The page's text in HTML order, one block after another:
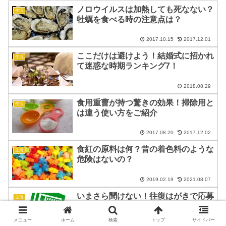
生活
ノロウイルスは加熱しても死なない？
牡蠣を食べる時の注意点は？
2017.10.15 2017.12.01
生活
ここだけは避けよう！結婚式に招かれ
て迷惑な時期ランキング7！
2018.08.29
生活
食用重曹が持つ驚きの効果！掃除用と
は違う使い方をご紹介
2017.08.20 2017.12.02
生活
食紅の原料は何？昔の着色料のような
危険はないの？
2019.02.19 2021.08.07
生活
いまさら聞けない！往復はがきで応募
するときの書き方は？
メニュー ホーム 検索 トップ サイドバー